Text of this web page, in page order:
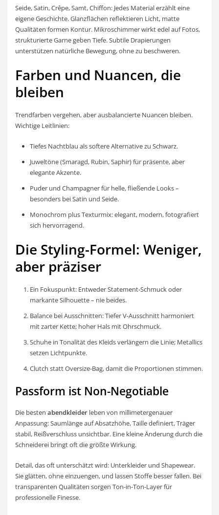
Seide, Satin, Crêpe, Samt, Chiffon: Jedes Material erzählt eine
eigene Geschichte. Glanzflächen reflektieren Licht, matte
Qualitäten formen Kontur. Mikroschimmer wirkt edel auf Fotos,
strukturierte Garne geben Tiefe. Subtile Drapierungen
unterstützen natürliche Bewegung, ohne zu beschweren.
Farben und Nuancen, die
bleiben
Trendfarben vergehen, aber ausbalancierte Nuancen bleiben.
Wichtige Leitlinien:
Tiefes Nachtblau als softere Alternative zu Schwarz.
Juweltöne (Smaragd, Rubin, Saphir) für präsente, aber
elegante Akzente.
Puder und Champagner für helle, fließende Looks –
besonders bei Satin und Seide.
Monochrom plus Texturmix: elegant, modern, fotografiert
sich hervorragend.
Die Styling-Formel: Weniger,
aber präziser
Ein Fokuspunkt: Entweder Statement-Schmuck oder
markante Silhouette – nie beides.
Balance bei Ausschnitten: Tiefer V-Ausschnitt harmoniert
mit zarter Kette; hoher Hals mit Ohrschmuck.
Schuhe in Tonalität des Kleids verlängern die Linie; Metallics
setzen Lichtpunkte.
Clutch statt Oversize-Bag, damit die Proportionen stimmen.
Passform ist Non-Negotiable
Die bestenabendkleider leben von millimetergenauer
Anpassung: Saumlänge auf Absatzhöhe, Taille definiert, Träger
stabil, Reißverschluss unsichtbar. Eine kleine Änderung durch die
Schneiderei bringt oft die größte Wirkung.
Detail, das oft unterschätzt wird: Unterkleider und Shapewear.
Sie glätten, ohne einzuengen, und lassen Stoffe besser fallen. Bei
transparenten Qualitäten sorgen Ton-in-Ton-Layer für
professionelle Finesse.